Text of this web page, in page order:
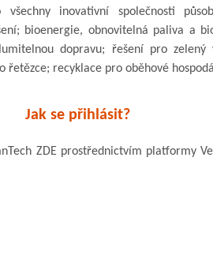
inovativní společnosti
bioenergie, obnovitelná paliva a
dopravu; řešení pro zelený
řetězce; recyklace pro oběhové
Jak se přihlásit?
ZDE prostřednictvím platformy